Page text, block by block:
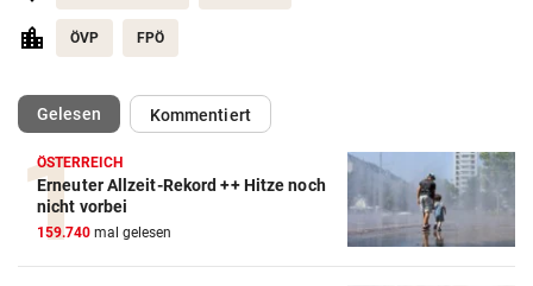
ÖVP FPÖ
Gelesen(ausgewählt)Kommentiert
ÖSTERREICH
Erneuter Allzeit-Rekord ++ Hitze noch
nicht vorbei
159.740 mal gelesen